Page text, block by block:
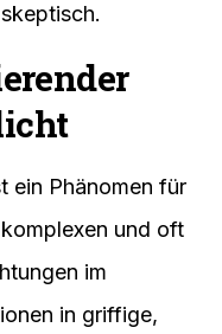
ein Phänomen für
und oft
im
in griffige,